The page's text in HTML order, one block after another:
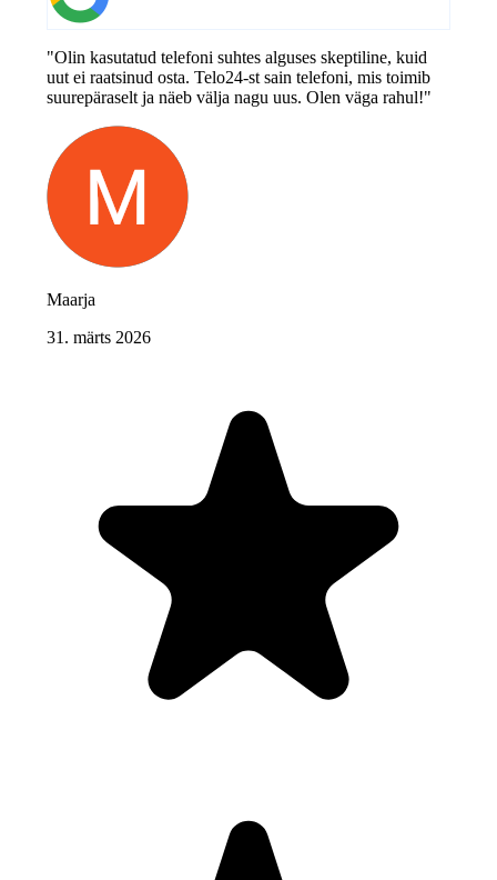
"Olin kasutatud telefoni suhtes alguses skeptiline, kuid
uut ei raatsinud osta. Telo24-st sain telefoni, mis toimib
suurepäraselt ja näeb välja nagu uus. Olen väga rahul!"
Maarja
31. märts 2026